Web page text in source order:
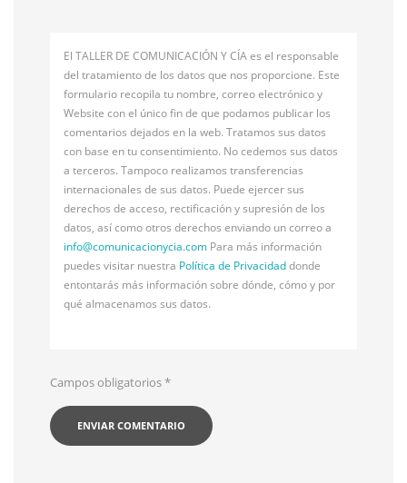
El TALLER DE COMUNICACIÓN Y CÍA es el responsable
del tratamiento de los datos que nos proporcione. Este
formulario recopila tu nombre, correo electrónico y
Website con el único fin de que podamos publicar los
comentarios dejados en la web. Tratamos sus datos
con base en tu consentimiento. No cedemos sus datos
a terceros. Tampoco realizamos transferencias
internacionales de sus datos. Puede ejercer sus
derechos de acceso, rectificación y supresión de los
datos, así como otros derechos enviando un correo a
info@comunicacionycia.com Para más información
puedes visitar nuestra Política de Privacidaddonde
entontarás más información sobre dónde, cómo y por
qué almacenamos sus datos.
Campos obligatorios*